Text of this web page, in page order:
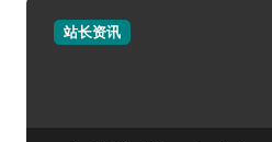
站长资讯